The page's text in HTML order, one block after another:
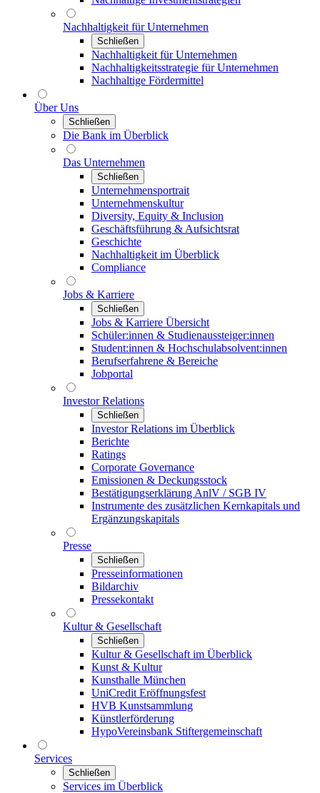
Nachhaltigkeit für Unternehmen
Schließen
Nachhaltigkeit für Unternehmen
Nachhaltigkeitsstrategie für Unternehmen
Nachhaltige Fördermittel
Über Uns
Schließen
Die Bank im Überblick
Das Unternehmen
Schließen
Unternehmensportrait
Unternehmenskultur
Diversity, Equity & Inclusion
Geschäftsführung & Aufsichtsrat
Geschichte
Nachhaltigkeit im Überblick
Compliance
Jobs & Karriere
Schließen
Jobs & Karriere Übersicht
Schüler:innen & Studienaussteiger:innen
Student:innen & Hochschulabsolvent:innen
Berufserfahrene & Bereiche
Jobportal
Investor Relations
Schließen
Investor Relations im Überblick
Berichte
Ratings
Corporate Governance
Emissionen & Deckungsstock
Bestätigungserklärung AnlV / SGB IV
Instrumente des zusätzlichen Kernkapitals und
Ergänzungskapitals
Presse
Schließen
Presseinformationen
Bildarchiv
Pressekontakt
Kultur & Gesellschaft
Schließen
Kultur & Gesellschaft im Überblick
Kunst & Kultur
Kunsthalle München
UniCredit Eröffnungsfest
HVB Kunstsammlung
Künstlerförderung
HypoVereinsbank Stiftergemeinschaft
Services
Schließen
Services im Überblick